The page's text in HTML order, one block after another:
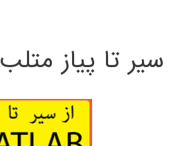
سیر تا پیاز متلب MATLAB